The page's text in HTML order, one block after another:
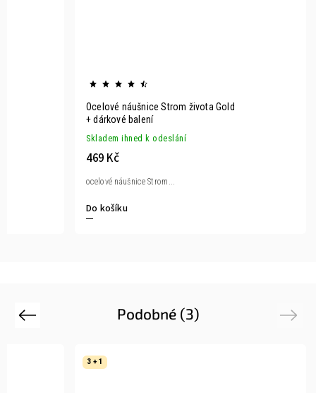
Ocelové náušnice Strom života Gold
+ dárkové balení
Skladem ihned k odeslání
469 Kč
Do košíku
ocelové náušnice Strom...
Podobné (3)
Previous
3 + 1
Next